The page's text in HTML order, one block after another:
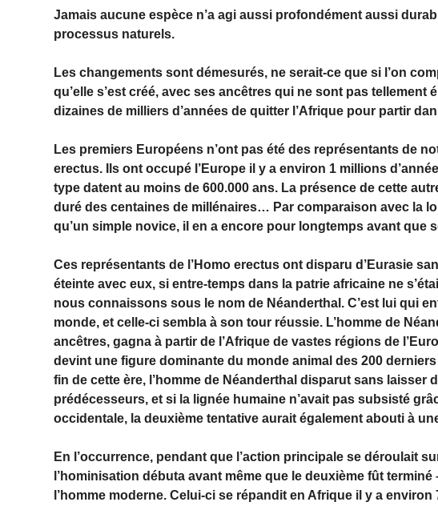
Jamais aucune espèce n’a agi aussi profondément aussi
processus naturels.
Les changements sont démesurés, ne serait-ce que si l’on
qu’elle s’est créé, avec ses ancêtres qui ne sont pas
dizaines de milliers d’années de quitter l’Afrique pour partir
Les premiers Européens n’ont pas été des représentants de
erectus. Ils ont occupé l’Europe il y a environ 1 millions
type datent au moins de 600.000 ans. La présence de cette
duré des centaines de millénaires… Par comparaison avec la
qu’un simple novice, il en a encore pour longtemps avant que
Ces représentants de l’Homo erectus ont disparu d’Eurasie
éteinte avec eux, si entre-temps dans la patrie africaine ne
nous connaissons sous le nom de Néanderthal. C’est lui qui
monde, et celle-ci sembla à son tour réussie. L’homme de
ancêtres, gagna à partir de l’Afrique de vastes régions de
devint une figure dominante du monde animal des 200 derniers
fin de cette ère, l’homme de Néanderthal disparut sans laisser
prédécesseurs, et si la lignée humaine n’avait pas subsisté
occidentale, la deuxième tentative aurait également abouti à
En l’occurrence, pendant que l’action principale se déroulait
l’hominisation débuta avant même que le deuxième fût
l’homme moderne. Celui-ci se répandit en Afrique il y a